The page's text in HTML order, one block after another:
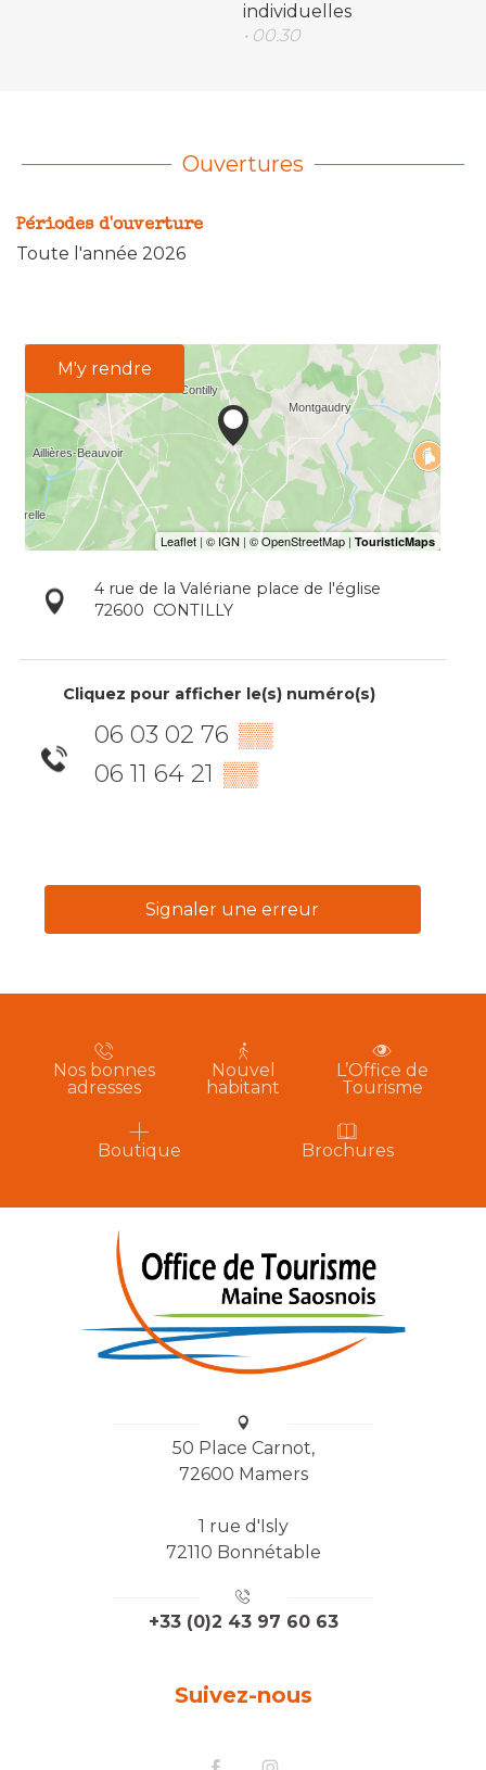
individuelles
• 00.30
Ouvertures
Périodes d'ouverture
Toute l'année 2026
M'y rendre
4 rue de la Valériane place de l'église
72600 CONTILLY
Cliquez pour afficher le(s) numéro(s)
06 03 02 76 ▒▒
06 11 64 21 ▒▒
Signaler une erreur
Nos bonnes
adresses
Nouvel
habitant
L’Office de
Tourisme
Boutique Brochures
50 Place Carnot,
72600 Mamers
1 rue d'Isly
72110 Bonnétable
+33 (0)2 43 97 60 63
Suivez-nous